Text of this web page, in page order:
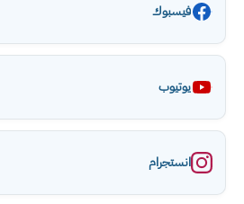
فيسبوك
يوتيوب
انستجرام